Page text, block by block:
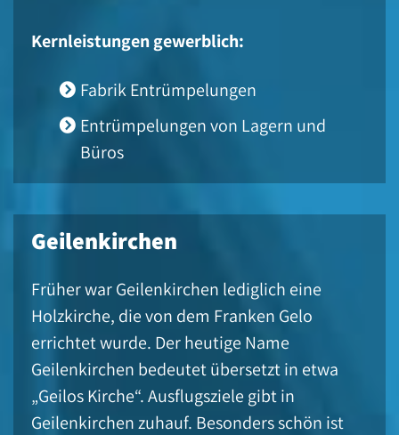
Kernleistungen gewerblich:
Fabrik Entrümpelungen
Entrümpelungen von Lagern und
Büros
Geilenkirchen
Früher war Geilenkirchen lediglich eine
Holzkirche, die von dem Franken Gelo
errichtet wurde. Der heutige Name
Geilenkirchen bedeutet übersetzt in etwa
„Geilos Kirche“. Ausflugsziele gibt in
Geilenkirchen zuhauf. Besonders schön ist